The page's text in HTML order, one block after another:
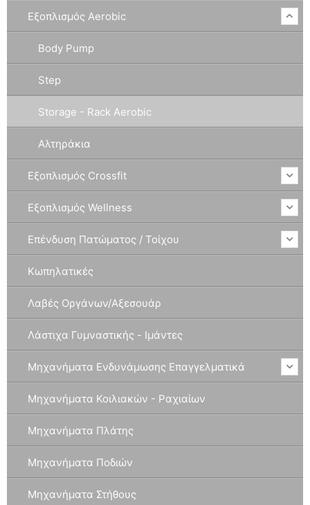
Εξοπλισμός Aerobic
Body Pump
Step
Storage - Rack Aerobic
Αλτηράκια
Εξοπλισμός Crossfit
Εξοπλισμός Wellness
Επένδυση Πατώματος / Τοίχου
Κωπηλατικές
Λαβές Οργάνων/Αξεσουάρ
Λάστιχα Γυμναστικής - Ιμάντες
Μηχανήματα Ενδυνάμωσης Επαγγελματικά
Μηχανήματα Κοιλιακών - Ραχιαίων
Μηχανήματα Πλάτης
Μηχανήματα Ποδιών
Μηχανήματα Στήθους